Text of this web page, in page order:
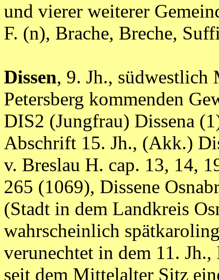
und vierer weiterer
F. (n), Brache, Breche,
Dissen, 9. Jh., südwestlich
Petersberg kommenden
DIS2 (Jungfrau) Dissena
Abschrift 15. Jh., (Akk.)
v. Breslau H. cap. 13, 14,
265 (1069), Dissene
(Stadt in dem Landkreis
wahrscheinlich
verunechtet in dem 11.
seit dem Mittelalter Sitz